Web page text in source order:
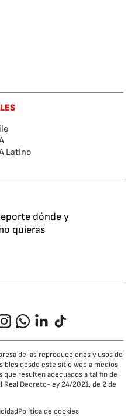
Latino
dónde y
quieras
WhatsappLinkedIn
TikTok
de las reproducciones y usos de
desde este sitio web a medios
resulten adecuados a tal fin de
Decreto-ley 24/2021, de 2 de
Política de cookies